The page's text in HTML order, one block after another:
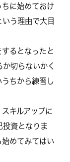
に始めておけ
う理由で大目
るとなったと
切らないかく
ちから練習し
キルアップに
投資となりま
めてみてはい